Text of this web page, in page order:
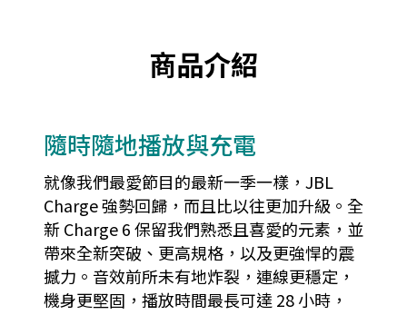
商品介紹
隨時隨地播放與充電
就像我們最愛節目的最新一季一樣，JBL
Charge 強勢回歸，而且比以往更加升級。全
新 Charge 6 保留我們熟悉且喜愛的元素，並
帶來全新突破、更高規格，以及更強悍的震
撼力。音效前所未有地炸裂，連線更穩定，
機身更堅固，播放時間最長可達 28 小時，